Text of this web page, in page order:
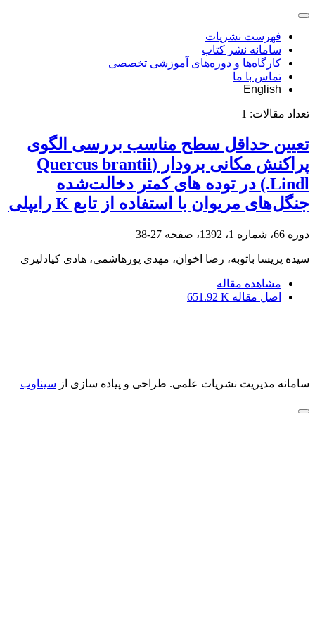
فهرست نشریات
سامانه نشر کتاب
کارگاه‌ها و دوره‌های آموزشی تخصصی
تماس با ما
English
تعداد مقالات: 1
تعیین حداقل سطح مناسب بررسی الگوی
پراکنش مکانی برودار (Quercus brantii
Lindl.) در توده های کمتر دخالت‌شده
جنگل‌های مریوان با استفاده از تابع K رایپلی
دوره 66، شماره 1، 1392، صفحه 27-38
سیده پریسا باتوبه، رضا اخوان، مهدی پورهاشمی، هادی کیادلیری
مشاهده مقاله
اصل مقاله 651.92 K
سامانه مدیریت نشریات علمی. طراحی و پیاده سازی از سیناوب